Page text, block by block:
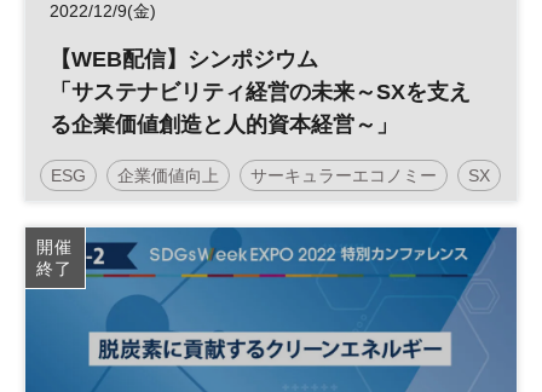
2022/12/9(金)
【WEB配信】シンポジウム
「サステナビリティ経営の未来～SXを支え
る企業価値創造と人的資本経営～」
ESG 企業価値向上 サーキュラーエコノミー SX
グリーントランスフォーメーション 持続可能性
社会課題 人的資本経営 GX サステナビリティ
サステナブル 投資 参加無料 企業活動
開催
終了